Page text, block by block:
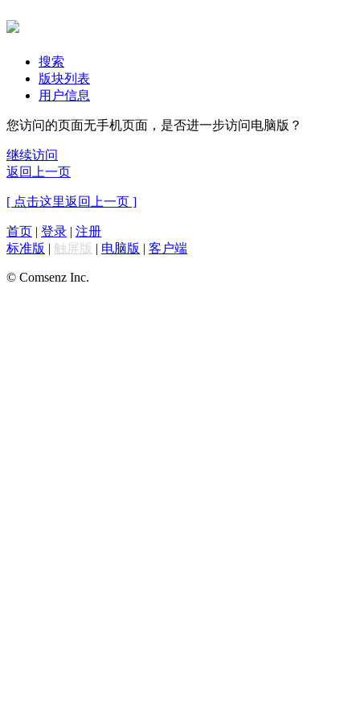
搜索
版块列表
用户信息
您访问的页面无手机页面，是否进一步访问电脑版？
继续访问
返回上一页
[ 点击这里返回上一页 ]
首页 | 登录 | 注册
标准版 | 触屏版 | 电脑版 | 客户端
© Comsenz Inc.